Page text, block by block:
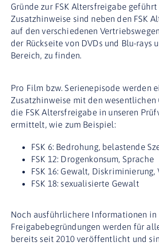
Gründe zur FSK Altersfreigabe geführt
Zusatzhinweise sind neben den FSK
auf den verschiedenen
der Rückseite von DVDs und Blu-rays
Bereich, zu finden.
Pro Film bzw. Serienepisode werden
Zusatzhinweise mit den wesentlichen
die FSKAltersfreigabe in unseren
ermittelt, wie zum Beispiel:
FSK 6: Bedrohung, belastende
FSK 12: Drogenkonsum, Sprache
FSK 16: Gewalt, Diskriminierung,
FSK 18: sexualisierte Gewalt
Noch ausführlichere Informationen in
Freigabebegründungen werden für
bereits seit 2010veröffentlicht und